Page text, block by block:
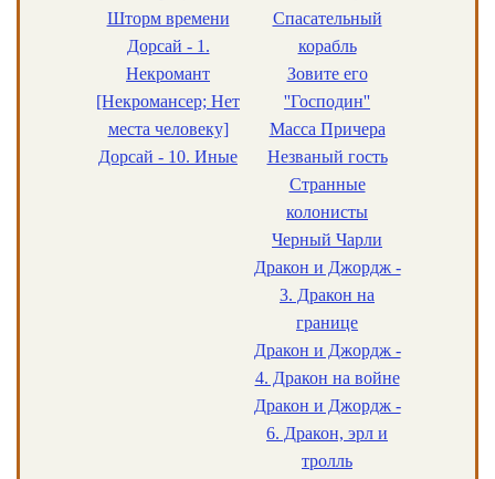
Шторм времени
Дорсай - 1.
Некромант
[Некромансер; Нет
места человеку]
Дорсай - 10. Иные
Спасательный
корабль
Зовите его
''Господин''
Масса Причера
Незваный гость
Странные
колонисты
Черный Чарли
Дракон и Джордж -
3. Дракон на
границе
Дракон и Джордж -
4. Дракон на войне
Дракон и Джордж -
6. Дракон, эрл и
тролль